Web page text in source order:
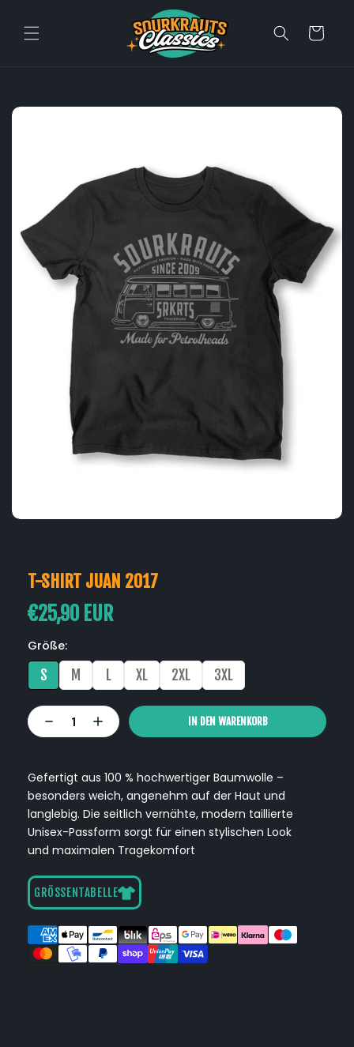
Inhalt
Warenkorb
T-SHIRT JUAN 2017
€25,90 EUR
Größe
S M L XL 2XL 3XL
IN DEN WARENKORB
Gefertigt aus 100 % hochwertiger Baumwolle –
besonders weich, angenehm auf der Haut und
langlebig. Die seitlich vernähte, modern taillierte
Unisex-Passform sorgt für einen stylischen Look
und maximalen Tragekomfort
GRÖSSENTABELLE